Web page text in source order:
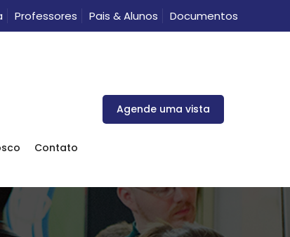
Professores Pais & Alunos Documentos
Contato
Agende uma vista